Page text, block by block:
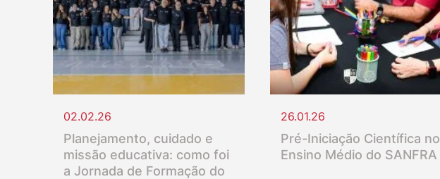
02.02.26
Planejamento, cuidado e
missão educativa: como foi
a Jornada de Formação do
26.01.26
Pré-Iniciação Científica no
Ensino Médio do SANFRA